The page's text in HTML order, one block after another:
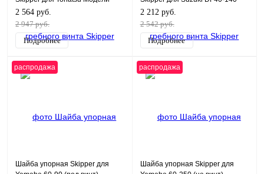
техники: 25-30HP
2 564 руб.
2 947 руб.
Подробнее
2 212 руб.
2 542 руб.
Подробнее
распродажа
Шайба упорная Skipper для
распродажа
Шайба упорная Skipper для